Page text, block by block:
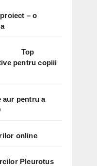
– o
Top
pentru copiii
aur pentru a
online
Pleurotus